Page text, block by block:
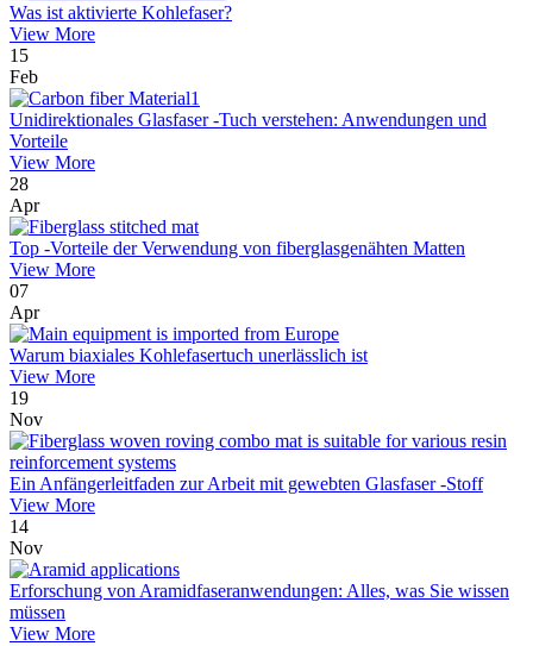
Was ist aktivierte Kohlefaser?
View More
15
Feb
Unidirektionales Glasfaser -Tuch verstehen: Anwendungen und
Vorteile
View More
28
Apr
Top -Vorteile der Verwendung von fiberglasgenähten Matten
View More
07
Apr
Warum biaxiales Kohlefasertuch unerlässlich ist
View More
19
Nov
Ein Anfängerleitfaden zur Arbeit mit gewebten Glasfaser -Stoff
View More
14
Nov
Erforschung von Aramidfaseranwendungen: Alles, was Sie wissen
müssen
View More